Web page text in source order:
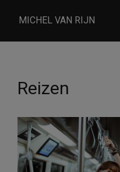
MICHEL VAN RIJN
Reizen